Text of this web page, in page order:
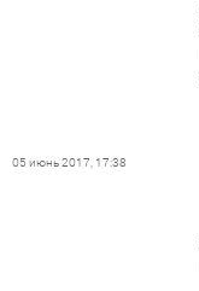
05 июнь 2017, 17:38